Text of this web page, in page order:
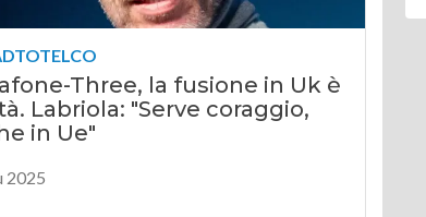
Three, la fusione in Uk è
Labriola: "Serve coraggio,
in Ue"
2025